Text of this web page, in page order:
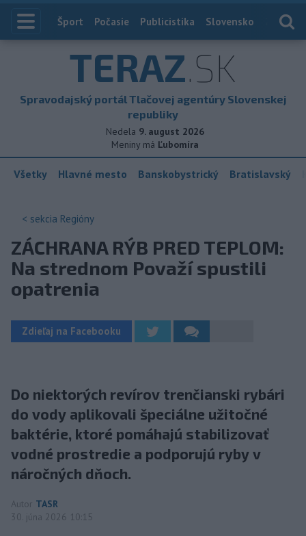
Index
Šport Počasie Publicistika Slovensko
TERAZ.SK
Spravodajský portál Tlačovej agentúry Slovenskej
republiky
Nedela 9. august 2026
Meniny má Ľubomíra
Všetky Hlavné mesto Banskobystrický Bratislavský
< sekcia Regióny
ZÁCHRANA RÝB PRED TEPLOM:
Na strednom Považí spustili
opatrenia
Zdieľaj na Facebooku
Do niektorých revírov trenčianski rybári
do vody aplikovali špeciálne užitočné
baktérie, ktoré pomáhajú stabilizovať
vodné prostredie a podporujú ryby v
náročných dňoch.
Autor TASR
30. júna 2026 10:15